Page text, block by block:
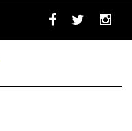
FacebookTwitter